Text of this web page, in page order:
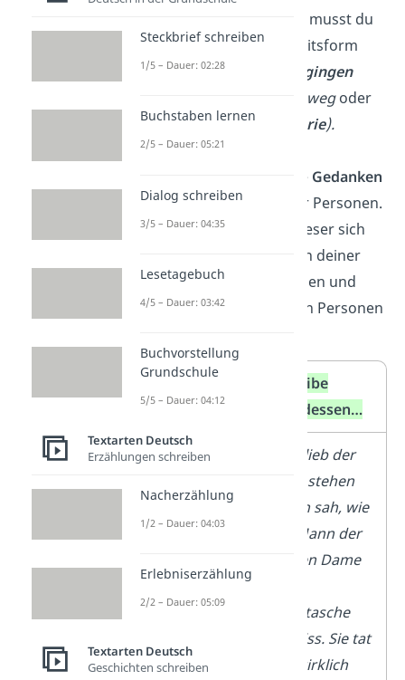
passiert. Deswegen musst du
in der Vergangenheitsform
schreiben (z. B.
gingen
wegoder
die ältere Dame
schrie).
Beschreibe auch dieGedanken
und die Gefühle
der Personen.
Dadurch fühlt der Leser sich
mit den Charakteren deiner
Geschichte verbunden und
fiebert mehr mit den Personen
Schreibe
nicht…
Schreibe
stattdessen…
Mir blieb
stehen als
ich sah, wie
die
wegnahm.
Mir blieb der
Atem stehen
als ich sah, wie
der Mann der
älteren Dame
Handtasche
wegriss. Sie tat
mir wirklich
Steckbrief schreiben
1/5 – Dauer: 02:28
Buchstaben lernen
2/5 – Dauer: 05:21
Dialog schreiben
3/5 – Dauer: 04:35
Lesetagebuch
4/5 – Dauer: 03:42
Buchvorstellung
Grundschule
5/5 – Dauer: 04:12
Textarten Deutsch
Erzählungen schreiben
Nacherzählung
1/2 – Dauer: 04:03
Erlebniserzählung
2/2 – Dauer: 05:09
Textarten Deutsch
Geschichten schreiben